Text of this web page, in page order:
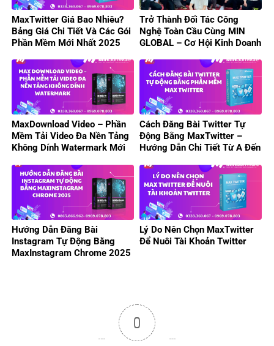
MaxTwitter Giá Bao Nhiêu?
Bảng Giá Chi Tiết Và Các Gói
Phần Mềm Mới Nhất 2025
Trở Thành Đối Tác Công
Nghệ Toàn Cầu Cùng MIN
GLOBAL – Cơ Hội Kinh Doanh
MaxDownload Video – Phần
Mềm Tải Video Đa Nền Tảng
Không Dính Watermark Mới
Cách Đăng Bài Twitter Tự
Động Bằng MaxTwitter –
Hướng Dẫn Chi Tiết Từ A Đến
Hướng Dẫn Đăng Bài
Instagram Tự Động Bằng
MaxInstagram Chrome 2025
Lý Do Nên Chọn MaxTwitter
Để Nuôi Tài Khoản Twitter
0